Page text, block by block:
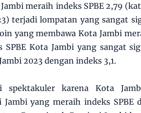
meraih indeks SPBE 2,79
terjadi lompatan yang sangat
yang membawa Kota Jambi
SPBE Kota Jambi yang sangat
2023 dengan indeks 3,1.
spektakuler karena Kota
yang meraih indeks SPBE